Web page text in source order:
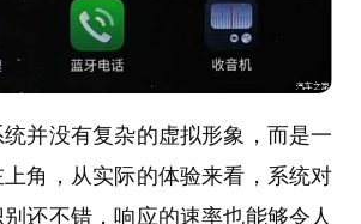
并没有复杂的虚拟形象，而是一
角，从实际的体验来看，系统对
还不错，响应的速率也能够令人